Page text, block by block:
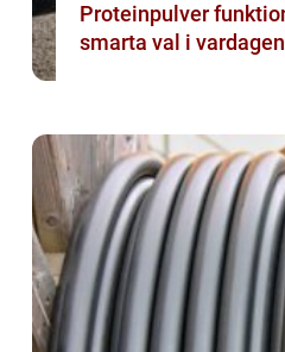
Proteinpulver funktion, nytta och
smarta val i vardagen